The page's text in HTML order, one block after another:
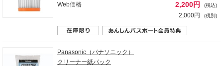
Web価格
2,200円 (税込)
2,000円 (税別)
Panasonic（パナソニック）
クリーナー紙パック